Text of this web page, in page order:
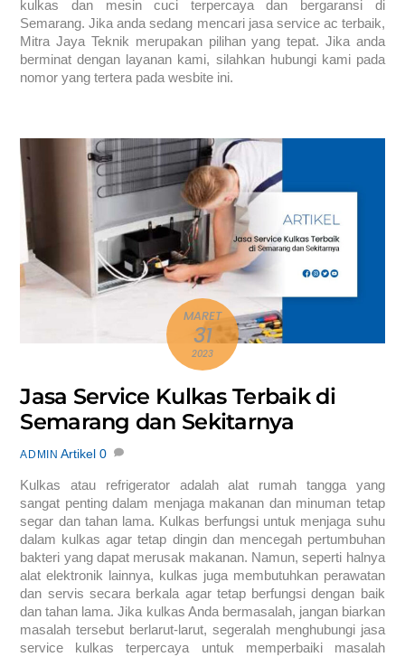
kulkas dan mesin cuci terpercaya dan bergaransi di
Semarang. Jika anda sedang mencari jasa service ac terbaik,
Mitra Jaya Teknik merupakan pilihan yang tepat. Jika anda
berminat dengan layanan kami, silahkan hubungi kami pada
nomor yang tertera pada wesbite ini.
MARET
31
2023
Jasa Service Kulkas Terbaik di
Semarang dan Sekitarnya
ADMIN Artikel 0
Kulkas atau refrigerator adalah alat rumah tangga yang
sangat penting dalam menjaga makanan dan minuman tetap
segar dan tahan lama. Kulkas berfungsi untuk menjaga suhu
dalam kulkas agar tetap dingin dan mencegah pertumbuhan
bakteri yang dapat merusak makanan. Namun, seperti halnya
alat elektronik lainnya, kulkas juga membutuhkan perawatan
dan servis secara berkala agar tetap berfungsi dengan baik
dan tahan lama. Jika kulkas Anda bermasalah, jangan biarkan
masalah tersebut berlarut-larut, segeralah menghubungi jasa
service kulkas terpercaya untuk memperbaiki masalah